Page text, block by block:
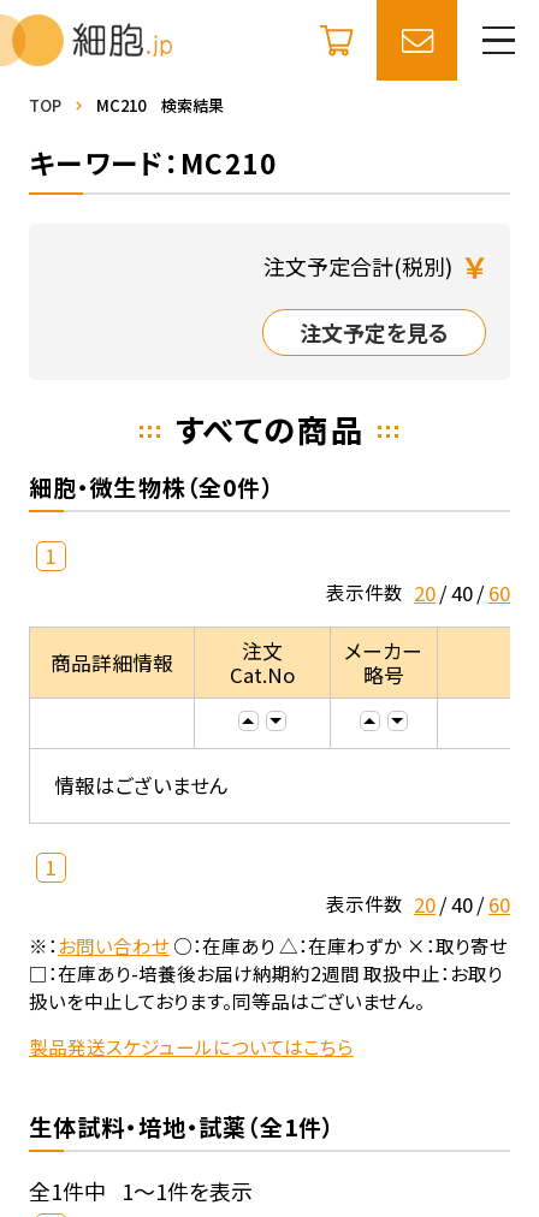
TOP MC210 検索結果
キーワード：MC210
注文予定合計(税別) ￥
注文予定を見る
すべての商品
細胞・微生物株（全0件）
1
表示件数 20 40 60
商品詳細情報
注文
Cat.No
メーカー
略号
情報はございません
1
表示件数 20 40 60
※：お問い合わせ○：在庫あり △：在庫わずか ×：取り寄せ
□：在庫あり-培養後お届け納期約2週間 取扱中止：お取り
扱いを中止しております。同等品はございません。
製品発送スケジュールについてはこちら
生体試料・培地・試薬（全1件）
全1件中 1～1件を表示